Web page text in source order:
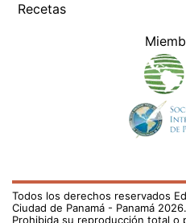
Recetas
Todos los derechos reservados
Ciudad de Panamá - Panamá 2026.
Prohibida su reproducción total o